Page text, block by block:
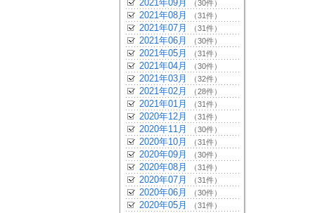
2021年09月 （30件）
2021年08月 （31件）
2021年07月 （31件）
2021年06月 （30件）
2021年05月 （31件）
2021年04月 （30件）
2021年03月 （32件）
2021年02月 （28件）
2021年01月 （31件）
2020年12月 （31件）
2020年11月 （30件）
2020年10月 （31件）
2020年09月 （30件）
2020年08月 （31件）
2020年07月 （31件）
2020年06月 （30件）
2020年05月 （31件）